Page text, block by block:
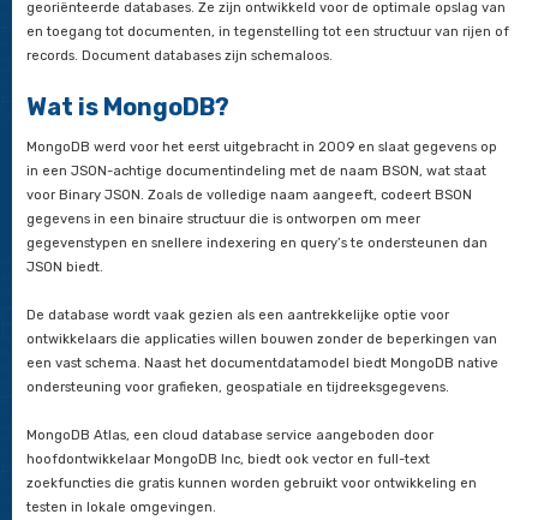
Dit type
georiënteerde databases. Ze zijn ontwikkeld voor de
en toegang tot documenten, in tegenstelling tot een
records. Document databases zijn schemaloos.
Wat is MongoDB?
MongoDB werd voor het eerst uitgebracht in 2009 en slaat
in een JSON-achtige documentindeling met de naam BSON,
voor Binary JSON. Zoals de volledige naam aangeeft,
gegevenstypen en snellere indexering en query’s te
JSON biedt.